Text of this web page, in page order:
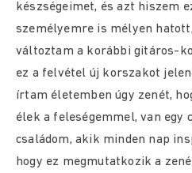
készségeimet, és azt hiszem
személyemre is mélyen
változtam a korábbi gitáros-
ez a felvétel új korszakot
írtam életemben úgy zenét,
élek a feleségemmel, van egy
családom, akik minden nap
hogy ez megmutatkozik a